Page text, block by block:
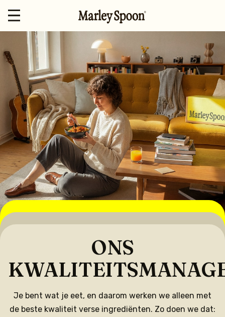
ONS
Je bent wat je eet, en daarom werken we alleen met
de beste kwaliteit verse ingrediënten. Zo doen we dat: